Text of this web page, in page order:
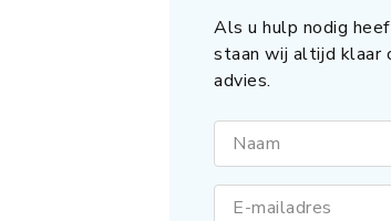
Als u hulp nodig
staan wij altijd klaar
advies.
Naam
E-mailadres